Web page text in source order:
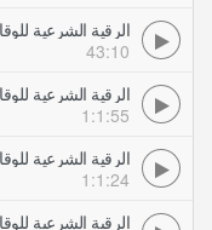
43:10
1:1:55
1:1:24